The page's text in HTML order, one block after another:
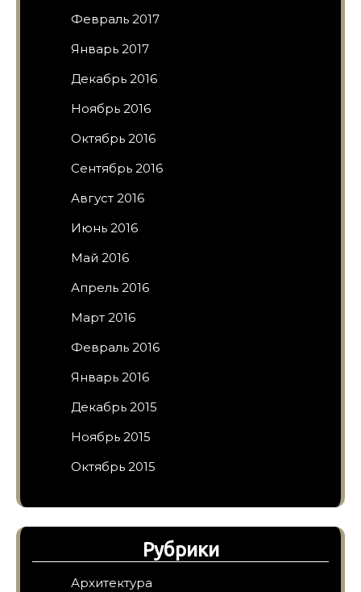
Февраль 2017
Январь 2017
Декабрь 2016
Ноябрь 2016
Октябрь 2016
Сентябрь 2016
Август 2016
Июнь 2016
Май 2016
Апрель 2016
Март 2016
Февраль 2016
Январь 2016
Декабрь 2015
Ноябрь 2015
Октябрь 2015
Рубрики
Архитектура